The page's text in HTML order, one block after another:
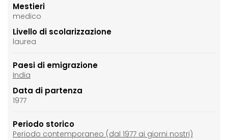
Mestieri
medico
Livello di scolarizzazione
laurea
Paesi di emigrazione
India
Data di partenza
1977
Periodo storico
Periodo contemporaneo (dal 1977 ai giorni nostri)